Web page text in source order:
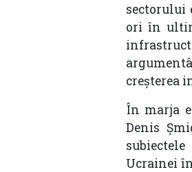
sectorului
ori în
creșterea
În marja
Denis
Ucrainei